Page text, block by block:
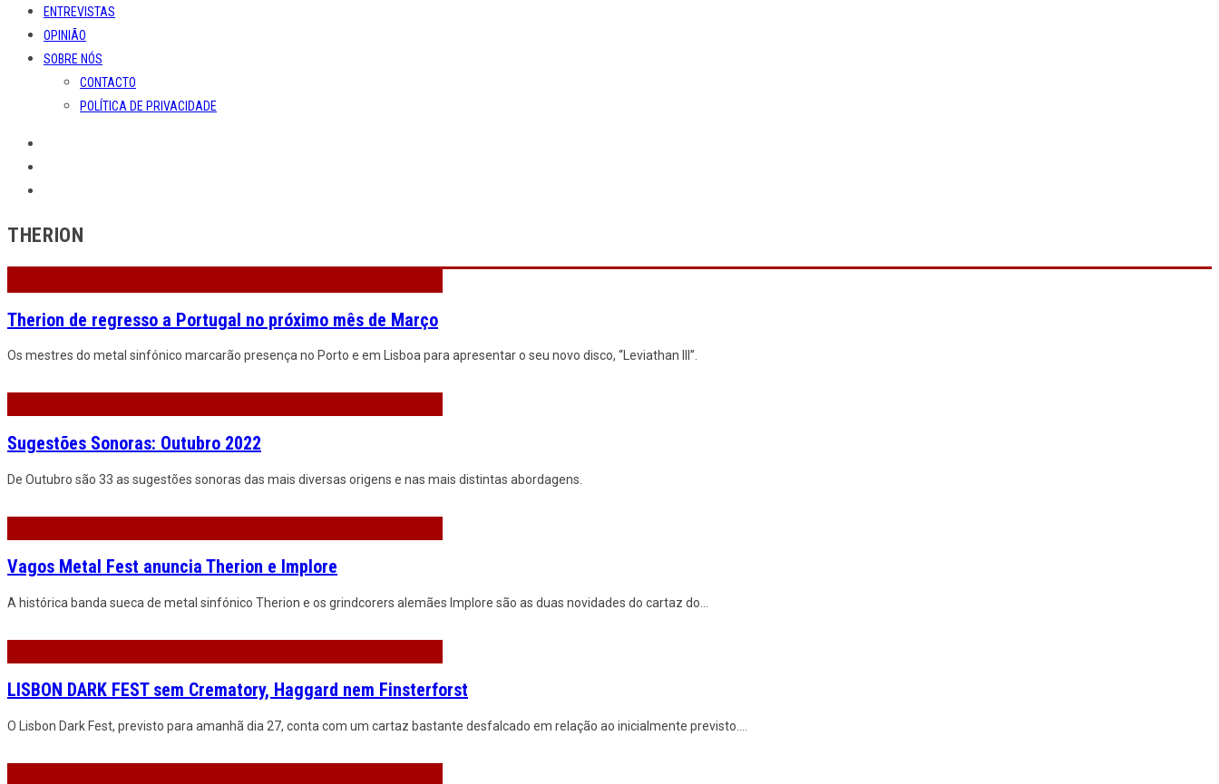
ENTREVISTAS
OPINIÃO
SOBRE NÓS
CONTACTO
POLÍTICA DE PRIVACIDADE
THERION
Therion de regresso a Portugal no próximo mês de Março
Os mestres do metal sinfónico marcarão presença no Porto e em Lisboa para apresentar o seu novo disco, “Leviathan III”.
Sugestões Sonoras: Outubro 2022
De Outubro são 33 as sugestões sonoras das mais diversas origens e nas mais distintas abordagens.
Vagos Metal Fest anuncia Therion e Implore
A histórica banda sueca de metal sinfónico Therion e os grindcorers alemães Implore são as duas novidades do cartaz do
LISBON DARK FEST sem Crematory, Haggard nem Finsterforst
O Lisbon Dark Fest, previsto para amanhã dia 27, conta com um cartaz bastante desfalcado em relação ao inicialmente previsto.